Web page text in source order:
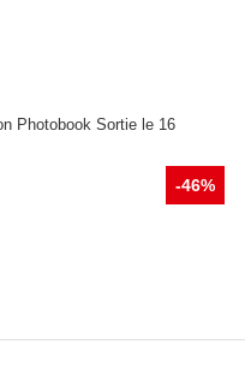
Photobook Sortie le 16
-46%